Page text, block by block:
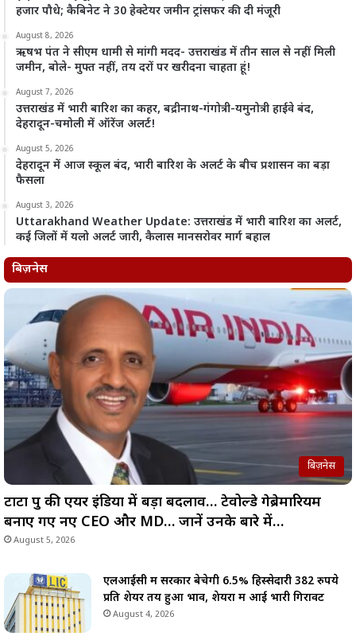
हजार पौधे; कैबिनेट ने 30 हेक्टेयर जमीन ट्रांसफर की दी मंजूरी
August 8, 2026
ऋषभ पंत ने सीएम धामी से मांगी मदद- उत्तराखंड में तीन साल से नहीं मिली
जमीन, बोले- मुफ्त नहीं, तय दरों पर खरीदना चाहता हूं!
August 7, 2026
उत्तराखंड में भारी बारिश का कहर, बद्रीनाथ-गंगोत्री-यमुनोत्री हाईवे बंद,
देहरादून-चमोली में ऑरेंज अलर्ट!
August 5, 2026
देहरादून में आज स्कूल बंद, भारी बारिश के अलर्ट के बीच प्रशासन का बड़ा
फैसला
August 3, 2026
Uttarakhand Weather Update: उत्तराखंड में भारी बारिश का अलर्ट,
कई जिलों में यलो अलर्ट जारी, कैलास मानसरोवर मार्ग बहाल
बिज़नेस
बिज़नेस
टाटा ग्रुप की एयर इंडिया में बड़ा बदलाव… टेवोल्डे गेब्रेमारियम
बनाए गए नए CEO और MD… जानें उनके बारे में…
August 5, 2026
एलआईसी में सरकार बेचेगी 6.5% हिस्सेदारी 382 रुपये
प्रति शेयर तय हुआ भाव, शेयरों में आई भारी गिरावट
August 4, 2026